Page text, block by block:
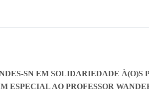
SN EM SOLIDARIEDADE À(O)S
ESPECIAL AO PROFESSOR